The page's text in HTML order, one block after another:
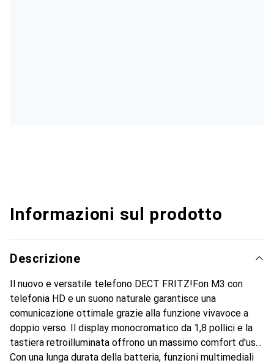
Informazioni sul prodotto
Descrizione
Il nuovo e versatile telefono DECT FRITZ!Fon M3 con
telefonia HD e un suono naturale garantisce una
comunicazione ottimale grazie alla funzione vivavoce a
doppio verso. Il display monocromatico da 1,8 pollici e la
tastiera retroilluminata offrono un massimo comfort d'uso.
Con una lunga durata della batteria, funzioni multimediali